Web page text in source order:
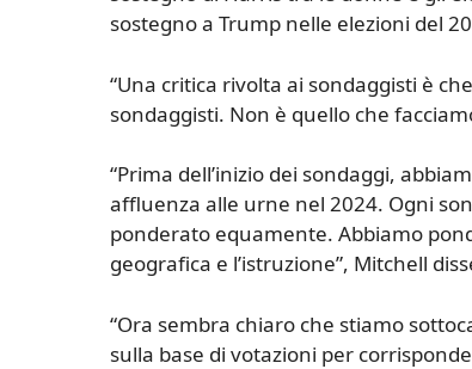
sostegno a Trump nelle elezioni del
“Una critica rivolta ai sondaggisti è
sondaggisti. Non è quello che
“Prima dell’inizio dei sondaggi,
affluenza alle urne nel 2024. Ogni
ponderato equamente. Abbiamo
geografica e l’istruzione”, Mitchell
“Ora sembra chiaro che stiamo
sulla base di votazioni per